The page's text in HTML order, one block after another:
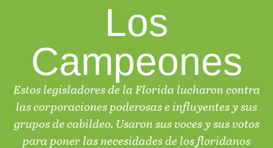
Los
Campeones
Estos legisladores de la Florida lucharon contra
las corporaciones poderosas e influyentes y sus
grupos de cabildeo. Usaron sus voces y sus votos
para poner las necesidades de los floridanos